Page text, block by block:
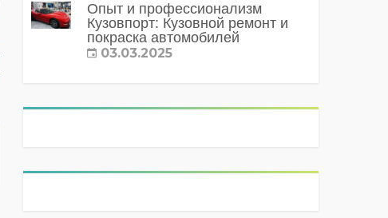
Опыт и профессионализм
Кузовпорт: Кузовной ремонт и
покраска автомобилей
03.03.2025